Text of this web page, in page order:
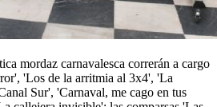
mordaz carnavalesca correrán a cargo
'Los de la arritmia al 3x4', 'La
Sur', 'Carnaval, me cago en tus